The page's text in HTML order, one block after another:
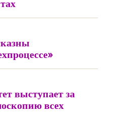
выступает за
всех